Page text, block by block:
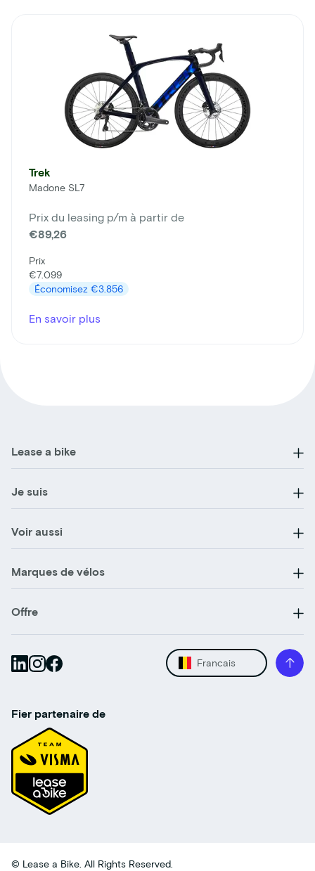
Trek
Madone SL7
Prix du leasing p/m à partir de
€89,26
Prix
€7.099
Économisez €3.856
En savoir plus
Lease a bike
Je suis
Voir aussi
Marques de vélos
Offre
Francais
Fier partenaire de
© Lease a Bike. All Rights Reserved.